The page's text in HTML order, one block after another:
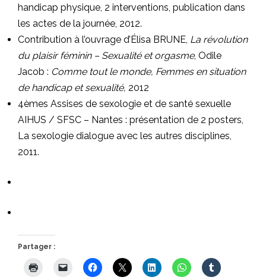
handicap physique, 2 interventions, publication dans
les actes de la journée, 2012.
Contribution à l’ouvrage d’Élisa BRUNE, La révolution
du plaisir féminin – Sexualité et orgasme, Odile
Jacob : Comme tout le monde, Femmes en situation
de handicap et sexualité, 2012
4èmes Assises de sexologie et de santé sexuelle
AIHUS / SFSC – Nantes : présentation de 2 posters,
La sexologie dialogue avec les autres disciplines,
2011.
Partager :